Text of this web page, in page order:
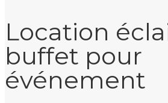
Location
buffet pour
événement